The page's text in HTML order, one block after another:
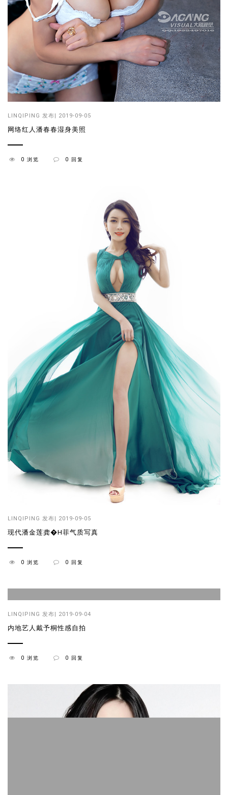
LINQIPING 发布| 2019-09-05
网络红人潘春春湿身美照
0 浏览 0 回复
LINQIPING 发布| 2019-09-05
现代潘金莲龚�H菲气质写真
0 浏览 0 回复
LINQIPING 发布| 2019-09-04
内地艺人戴予桐性感自拍
0 浏览 0 回复